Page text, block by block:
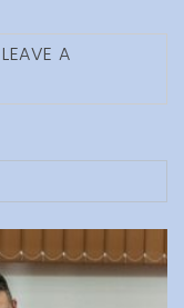
LEAVE A